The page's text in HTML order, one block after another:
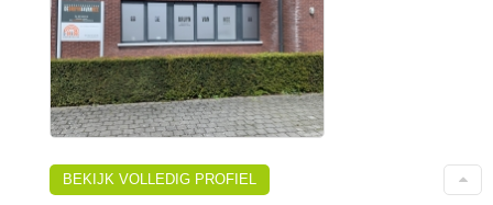
BEKIJK VOLLEDIG PROFIEL